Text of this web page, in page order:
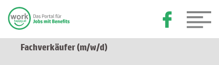
Fachverkäufer (m/w/d)